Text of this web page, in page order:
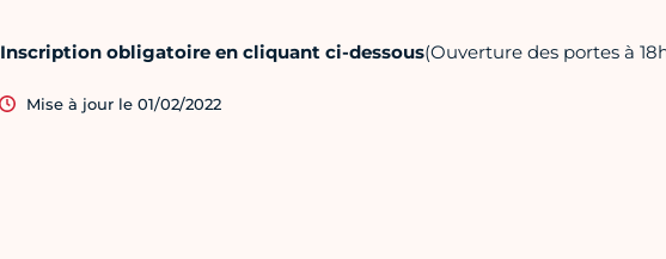
Inscription obligatoire en cliquant ci-dessous(Ouverture des portes à
Mise à jour le 01/02/2022